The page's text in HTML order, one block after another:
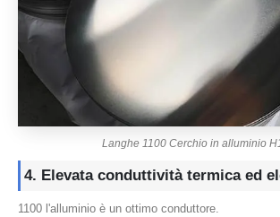
Langhe 1100 Cerchio in alluminio
4. Elevata conduttività termica ed
1100 l'alluminio è un ottimo conduttore.